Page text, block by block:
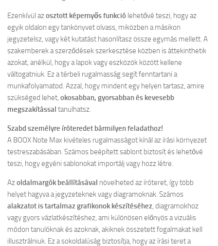
Ezenkívül azosztott képernyős funkció lehetővé teszi, hogy az
egyik oldalon egy tankönyvet olvass, miközben a másikon
jegyzetelsz, vagy két kutatást hasonlítasz össze egymás mellett. A
szakemberek a szerződések szerkesztése közben is áttekinthetik
azokat, anélkül, hogy a lapok vagy eszközök között kellene
váltogatniuk. Ez a térbeli rugalmasság segít fenntartani a
munkafolyamatod. Azzal, hogy mindent egy helyen tartasz, amire
szükséged lehet, okosabban, gyorsabban és kevesebb
megszakítással tanulhatsz.
Szabd személyre íróteredet bármilyen feladathoz!
A BOOX Note Max kivételes rugalmasságot kínál az írási környezet
testreszabásában. Számos beépített sablont biztosít és lehetővé
teszi, hogy egyéni sablonokat importálj vagy hozz létre.
Azoldalmargók beállításával növelheted az íróteret, így több
helyet hagyva a jegyzeteknek vagy diagramoknak. Számos
alakzatot is tartalmaz grafikonok készítéséhez, diagramokhoz
vagy gyors vázlatkészítéshez, ami különösen előnyös a vizuális
módon tanulóknak és azoknak, akiknek összetett fogalmakat kell
illusztrálniuk. Ez a sokoldalúság biztosítja, hogy az írási teret a